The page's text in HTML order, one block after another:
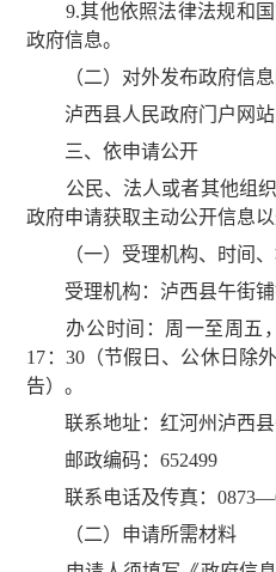
9.其他依照法律法规和国
政府信息。
（二）对外发布政府信息
泸西县人民政府门户网站
三、依申请公开
公民、法人或者其他组织
政府申请获取主动公开信息以
（一）受理机构、时间、
受理机构：泸西县午街铺
办公时间：周一至周五
17：30（节假日、公休日除
告）。
联系地址：红河州泸西县
邮政编码：652499
联系电话及传真：
（二）申请所需材料